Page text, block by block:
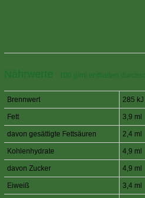
Nährwerte 100 g/ml enthalten
Brennwert 285 kJ
Fett 3,9 ml
davon gesättigte Fettsäuren 2,4 ml
Kohlenhydrate 4,9 ml
davon Zucker 4,9 ml
Eiweiß 3,4 ml